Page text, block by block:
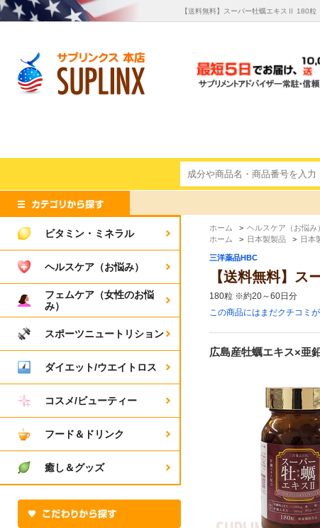
【送料無料】スーパー牡蠣エキスⅡ 180
ホーム > ヘルスケア（お悩み）
ホーム
> 日本製製品 > 日本
三洋薬品HBC
【送料無料】
180粒 ※約20～60日分
この商品にはまだクチコミ
広島産牡蠣エキス×亜
ビタミン・ミネラル
ヘルスケア（お悩み）
フェムケア（女性のお悩
み）
スポーツニュートリション
ダイエット/ウエイトロス
コスメ/ビューティー
フード＆ドリンク
癒し＆グッズ